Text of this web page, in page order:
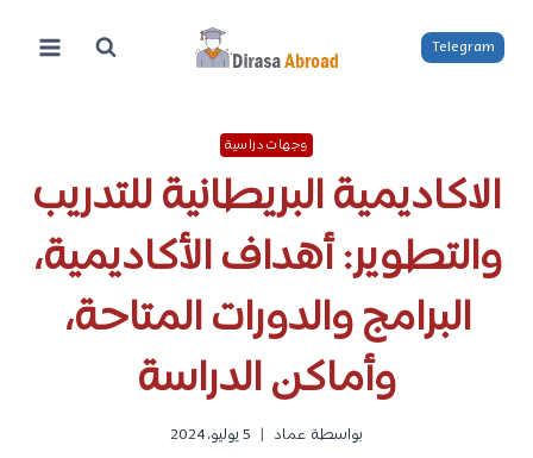
المحتوى
Telegram
وجهات دراسية
الاكاديمية البريطانية للتدريب
والتطوير: أهداف الأكاديمية،
البرامج والدورات المتاحة،
وأماكن الدراسة
بواسطة عماد 5 يوليو، 2024